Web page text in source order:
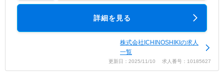
詳細を見る
株式会社ICHINOSHIKIの求人
一覧
更新日：2025/11/10 求人番号：10185627